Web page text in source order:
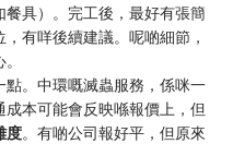
具）。完工後，最好有張簡
有咩後續建議。呢啲細節，
。中環嘅滅蟲服務，係咪一
本可能會反映喺報價上，但
度。有啲公司報好平，但原來